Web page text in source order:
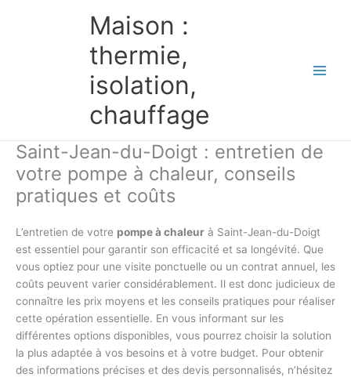
Maison :
thermie,
isolation,
chauffage
Saint-Jean-du-Doigt : entretien de
votre pompe à chaleur, conseils
pratiques et coûts
L’entretien de votre pompe à chaleur à Saint-Jean-du-Doigt
est essentiel pour garantir son efficacité et sa longévité. Que
vous optiez pour une visite ponctuelle ou un contrat annuel, les
coûts peuvent varier considérablement. Il est donc judicieux de
connaître les prix moyens et les conseils pratiques pour réaliser
cette opération essentielle. En vous informant sur les
différentes options disponibles, vous pourrez choisir la solution
la plus adaptée à vos besoins et à votre budget. Pour obtenir
des informations précises et des devis personnalisés, n’hésitez